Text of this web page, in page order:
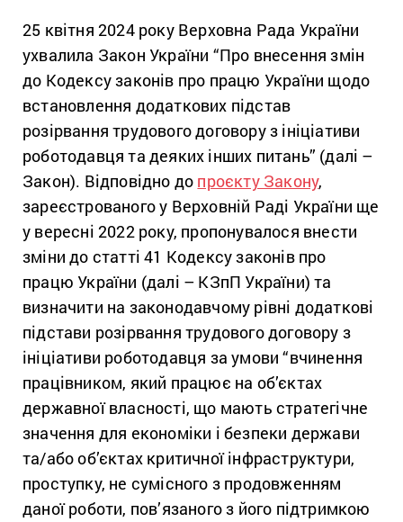
25 квітня 2024 року Верховна Рада України
ухвалила Закон України “Про внесення змін
до Кодексу законів про працю України щодо
встановлення додаткових підстав
розірвання трудового договору з ініціативи
роботодавця та деяких інших питань” (далі –
Закон). Відповідно до проєкту Закону,
зареєстрованого у Верховній Раді України ще
у вересні 2022 року, пропонувалося внести
зміни до статті 41 Кодексу законів про
працю України (далі – КЗпП України) та
визначити на законодавчому рівні додаткові
підстави розірвання трудового договору з
ініціативи роботодавця за умови “вчинення
працівником, який працює на об’єктах
державної власності, що мають стратегічне
значення для економіки і безпеки держави
та/або об’єктах критичної інфраструктури,
проступку, не сумісного з продовженням
даної роботи, пов’язаного з його підтримкою